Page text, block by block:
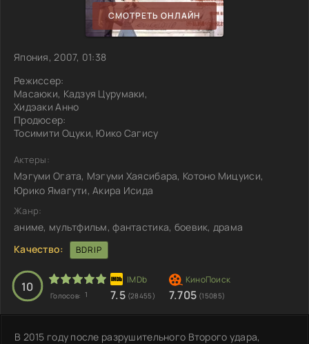
СМОТРЕТЬ ОНЛАЙН
Япония, 2007, 01:38
Режиссер:
Масаюки, Кадзуя Цурумаки,
Хидэаки Анно
Продюсер:
Тосимити Оцуки, Юико Сагису
Актеры:
Мэгуми Огата, Мэгуми Хаясибара, Котоно Мицуиси,
Юрико Ямагути, Акира Исида
Жанр:
аниме, мультфильм, фантастика, боевик, драма
Качество:
BDRIP
10
Голосов: 1 7.5 (28455) 7.705 (15085)
В 2015 году после разрушительного Второго удара,